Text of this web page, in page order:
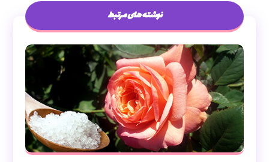
نوشته های مرتبط